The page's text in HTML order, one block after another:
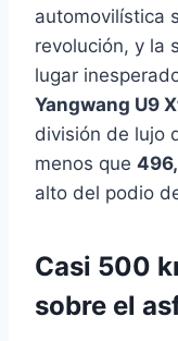
automovilística
revolución, y la
lugar
Yangwang U9
división de lujo
menos que
alto del podio
Casi 500
sobre el